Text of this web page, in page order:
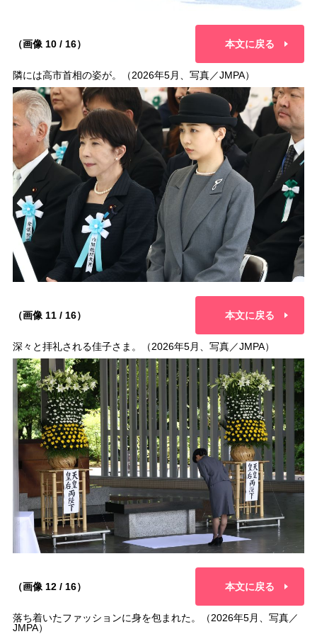
（画像 10 / 16） 本文に戻る
隣には高市首相の姿が。（2026年5月、写真／JMPA）
（画像 11 / 16） 本文に戻る
深々と拝礼される佳子さま。（2026年5月、写真／JMPA）
（画像 12 / 16） 本文に戻る
落ち着いたファッションに身を包まれた。（2026年5月、写真／
JMPA）